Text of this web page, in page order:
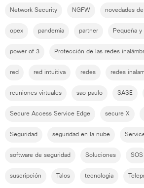
Network Security NGFW novedades
opex pandemia partner Pequeña y
power of 3 Protección de las redes
red red intuitiva redes redes
reuniones virtuales sao paulo SASE
Secure Access Service Edge secure X
Seguridad seguridad en la nube
software de seguridad Soluciones SOS
suscripción Talos tecnologia